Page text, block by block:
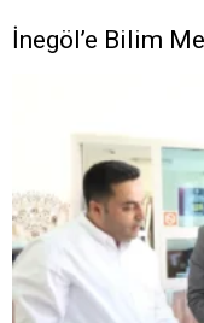
İnegöl’e Bilim